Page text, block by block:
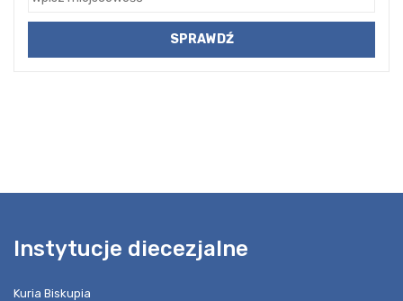
Instytucje diecezjalne
Kuria Biskupia